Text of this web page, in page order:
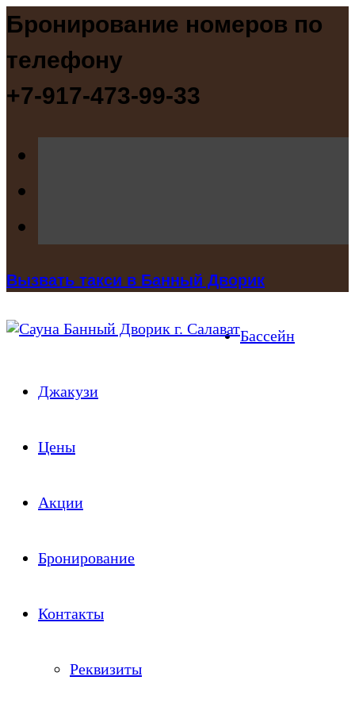
Бронирование номеров по
телефону
+7-917-473-99-33
Вызвать такси в Банный Дворик
Бассейн
Джакузи
Цены
Акции
Бронирование
Контакты
Реквизиты